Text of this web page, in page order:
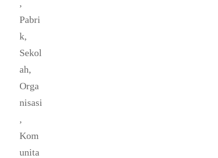
,
Pabri
k,
Sekol
ah,
Orga
nisasi
,
Kom
unita